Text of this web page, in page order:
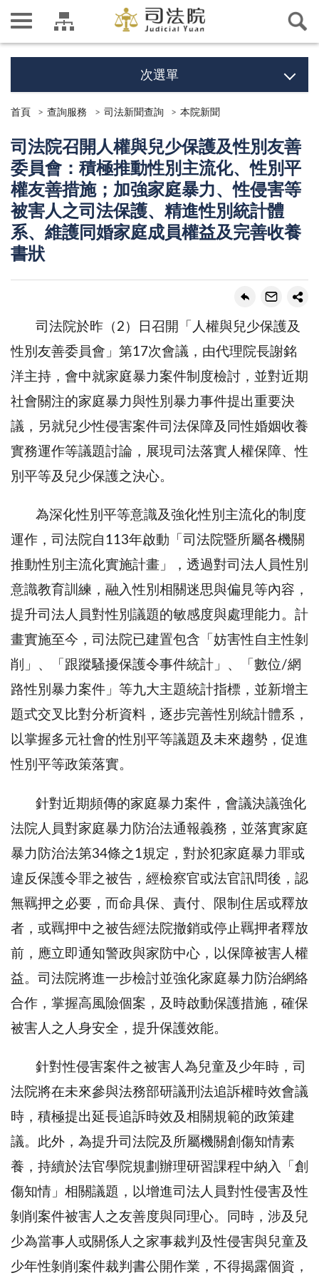
次選單
首頁 查詢服務 司法新聞查詢 本院新聞
司法院召開人權與兒少保護及性別友善
委員會：積極推動性別主流化、性別平
權友善措施；加強家庭暴力、性侵害等
被害人之司法保護、精進性別統計體
系、維護同婚家庭成員權益及完善收養
書狀
司法院於昨（2）日召開「人權與兒少保護及
性別友善委員會」第17次會議，由代理院長謝銘
洋主持，會中就家庭暴力案件制度檢討，並對近期
社會關注的家庭暴力與性別暴力事件提出重要決
議，另就兒少性侵害案件司法保障及同性婚姻收養
實務運作等議題討論，展現司法落實人權保障、性
別平等及兒少保護之決心。
為深化性別平等意識及強化性別主流化的制度
運作，司法院自113年啟動「司法院暨所屬各機關
推動性別主流化實施計畫」，透過對司法人員性別
意識教育訓練，融入性別相關迷思與偏見等內容，
提升司法人員對性別議題的敏感度與處理能力。計
畫實施至今，司法院已建置包含「妨害性自主性剝
削」、「跟蹤騷擾保護令事件統計」、「數位/網
路性別暴力案件」等九大主題統計指標，並新增主
題式交叉比對分析資料，逐步完善性別統計體系，
以掌握多元社會的性別平等議題及未來趨勢，促進
性別平等政策落實。
針對近期頻傳的家庭暴力案件，會議決議強化
法院人員對家庭暴力防治法通報義務，並落實家庭
暴力防治法第34條之1規定，對於犯家庭暴力罪或
違反保護令罪之被告，經檢察官或法官訊問後，認
無羈押之必要，而命具保、責付、限制住居或釋放
者，或羈押中之被告經法院撤銷或停止羈押者釋放
前，應立即通知警政與家防中心，以保障被害人權
益。司法院將進一步檢討並強化家庭暴力防治網絡
合作，掌握高風險個案，及時啟動保護措施，確保
被害人之人身安全，提升保護效能。
針對性侵害案件之被害人為兒童及少年時，司
法院將在未來參與法務部研議刑法追訴權時效會議
時，積極提出延長追訴時效及相關規範的政策建
議。此外，為提升司法院及所屬機關創傷知情素
養，持續於法官學院規劃辦理研習課程中納入「創
傷知情」相關議題，以增進司法人員對性侵害及性
剝削案件被害人之友善度與同理心。同時，涉及兒
少為當事人或關係人之家事裁判及性侵害與兒童及
少年性剝削案件裁判書公開作業，不得揭露個資，